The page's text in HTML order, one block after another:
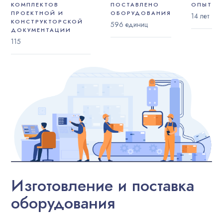
КОМПЛЕКТОВ
ПРОЕКТНОЙ И
КОНСТРУКТОРСКОЙ
ДОКУМЕНТАЦИИ
115
ПОСТАВЛЕНО
ОБОРУДОВАНИЯ
596 единиц
ОПЫТ
14 лет
Изготовление и поставка
оборудования